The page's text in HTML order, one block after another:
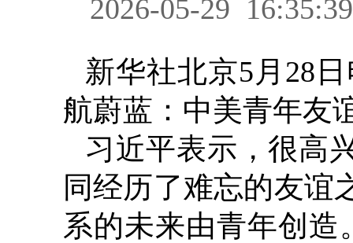
2026-05-29 16:35:39
新华社北京5月28
航蔚蓝：中美青年友
习近平表示，很高
同经历了难忘的友谊
系的未来由青年创造